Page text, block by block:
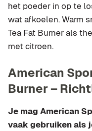
het poeder in op te
wat afkoelen. Warm
Tea Fat Burner als
met citroen.
American
Burner –
Je mag American
vaak gebruiken als